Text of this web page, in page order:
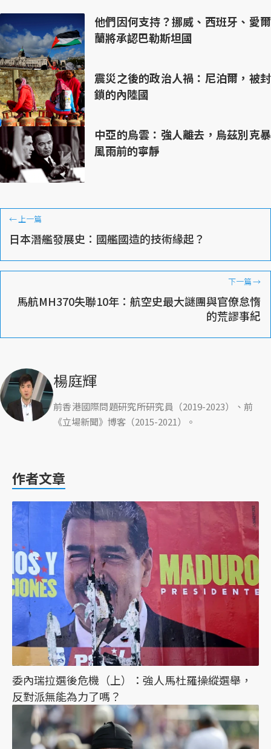
他們因何支持？挪威、西班牙、愛爾
蘭將承認巴勒斯坦國
震災之後的政治人禍：尼泊爾，被封
鎖的內陸國
中亞的烏雲：強人離去，烏茲別克暴
風雨前的寧靜
←上一篇
日本潛艦發展史：國艦國造的技術緣起？
下一篇→
馬航MH370失聯10年：航空史最大謎團與官僚怠惰
的荒謬事紀
楊庭輝
前香港國際問題研究所研究員（2019-2023）、前
《立場新聞》博客（2015-2021）。
作者文章
委內瑞拉選後危機（上）：強人馬杜羅操縱選舉，
反對派無能為力了嗎？